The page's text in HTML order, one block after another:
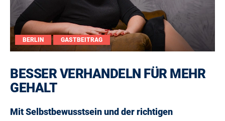
BERLIN GASTBEITRAG
BESSER VERHANDELN FÜR MEHR
GEHALT
Mit Selbstbewusstsein und der richtigen